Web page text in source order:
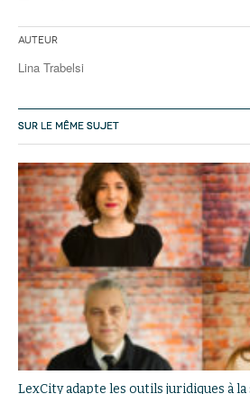
Auteur
Lina Trabelsi
SUR LE MÊME SUJET
LexCity adapte les outils juridiques à